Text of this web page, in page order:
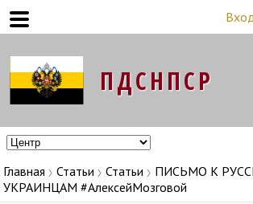
Главная Статьи Статьи
ПИСЬМО К
УКРАИНЦАМ #АлексейМозговой